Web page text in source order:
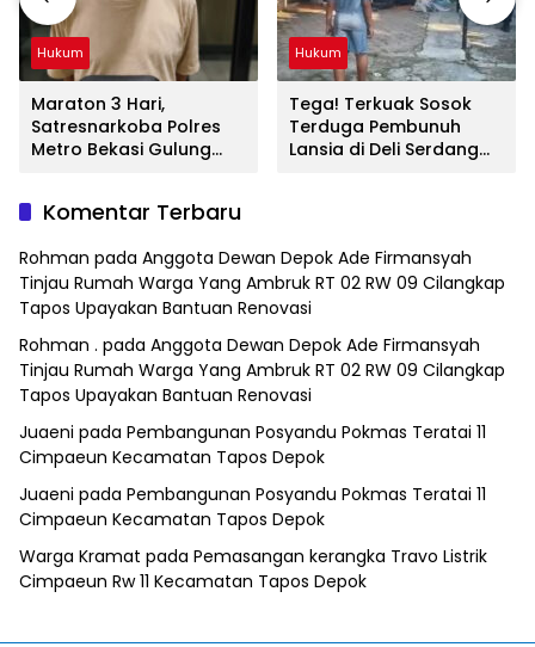
Hukum
Maraton 3 Hari,
Satresnarkoba Polres
Metro Bekasi Gulung
Hukum
Tega! Terkuak Sosok
Terduga Pembunuh
Lansia di Deli Serdang
Komentar Terbaru
Rohman pada Anggota Dewan Depok Ade Firmansyah
Tinjau Rumah Warga Yang Ambruk RT 02 RW 09 Cilangkap
Tapos Upayakan Bantuan Renovasi
Rohman . pada Anggota Dewan Depok Ade Firmansyah
Tinjau Rumah Warga Yang Ambruk RT 02 RW 09 Cilangkap
Tapos Upayakan Bantuan Renovasi
Juaeni pada Pembangunan Posyandu Pokmas Teratai 11
Cimpaeun Kecamatan Tapos Depok
Juaeni pada Pembangunan Posyandu Pokmas Teratai 11
Cimpaeun Kecamatan Tapos Depok
Warga Kramat pada Pemasangan kerangka Travo Listrik
Cimpaeun Rw 11 Kecamatan Tapos Depok